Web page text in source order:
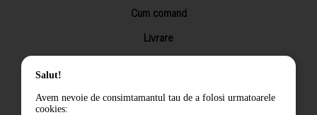
Cum comand
Livrare
Returnarea produselor
Salut!
Avem nevoie de consimtamantul tau de a folosi urmatoarele
cookies: